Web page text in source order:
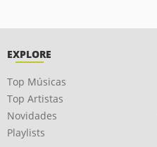
EXPLORE
Top Músicas
Top Artistas
Novidades
Playlists